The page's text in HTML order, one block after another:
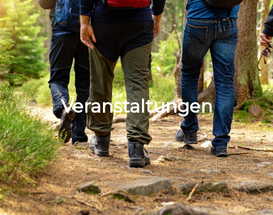
Veranstaltungen